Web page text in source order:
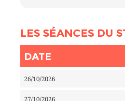
LES SÉANCES DU
DATE
26/10/2026
27/10/2026